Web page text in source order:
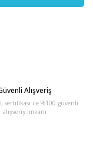
Alışveriş
sertifikası ile %100 güvenli
alışveriş imkanı